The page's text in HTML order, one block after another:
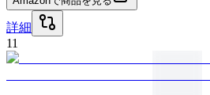
詳細
11